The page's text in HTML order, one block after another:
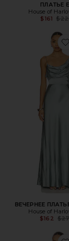
ПЛАТЬЕ
House of
$161
ВЕЧЕРНЕЕ
House of
$162